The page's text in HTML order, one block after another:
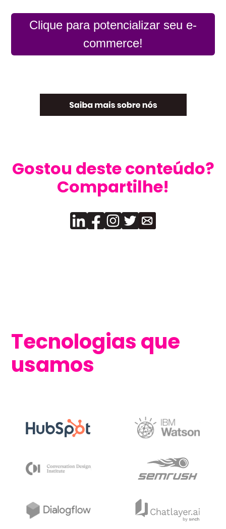
Clique para potencializar seu e-
commerce!
Gostou deste conteúdo?
Compartilhe!
Tecnologias que
usamos